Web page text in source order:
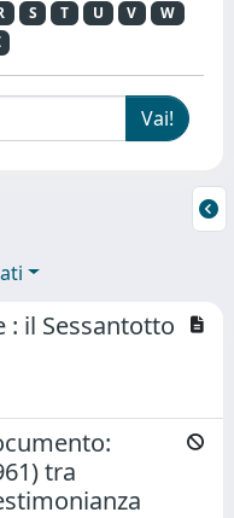
S T U V
W
: il Sessantotto
tra